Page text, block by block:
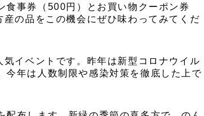
食事券（500円）とお買い物クーポン券
産の品をこの機会にぜひ味わってみてくだ
イベントです。昨年は新型コロナウイル
今年は人数制限や感染対策を徹底した上で